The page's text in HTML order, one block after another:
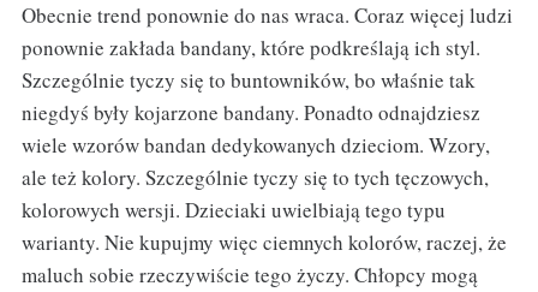
Obecnie trend ponownie do nas wraca. Coraz więcej ludzi
ponownie zakłada bandany, które podkreślają ich styl.
Szczególnie tyczy się to buntowników, bo właśnie tak
niegdyś były kojarzone bandany. Ponadto odnajdziesz
wiele wzorów bandan dedykowanych dzieciom. Wzory,
ale też kolory. Szczególnie tyczy się to tych tęczowych,
kolorowych wersji. Dzieciaki uwielbiają tego typu
warianty. Nie kupujmy więc ciemnych kolorów, raczej, że
maluch sobie rzeczywiście tego życzy. Chłopcy mogą